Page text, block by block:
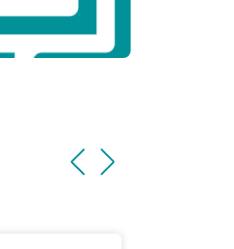
Заказать